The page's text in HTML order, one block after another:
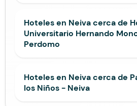
Hoteles en Neiva cerca de
Universitario Hernando
Perdomo
Hoteles en Neiva cerca de
los Niños - Neiva